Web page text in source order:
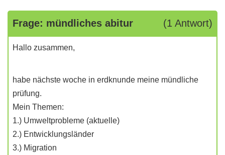
Frage: mündliches abitur (1 Antwort)
Hallo zusammen,
habe nächste woche in erdknunde meine mündliche
prüfung.
Mein Themen:
1.) Umweltprobleme (aktuelle)
2.) Entwicklungsländer
3.) Migration